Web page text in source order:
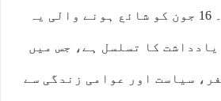
کے موقع پر سامنے آئے۔ 16 جون کو شائع ہونے والی یہ
کا تسلسل ہے، جس میں
سیاست اور عوامی زندگی سے